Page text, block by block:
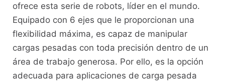
ofrece esta serie de robots, líder en el mundo.
Equipado con 6 ejes que le proporcionan una
flexibilidad máxima, es capaz de manipular
cargas pesadas con toda precisión dentro de un
área de trabajo generosa. Por ello, es la opción
adecuada para aplicaciones de carga pesada